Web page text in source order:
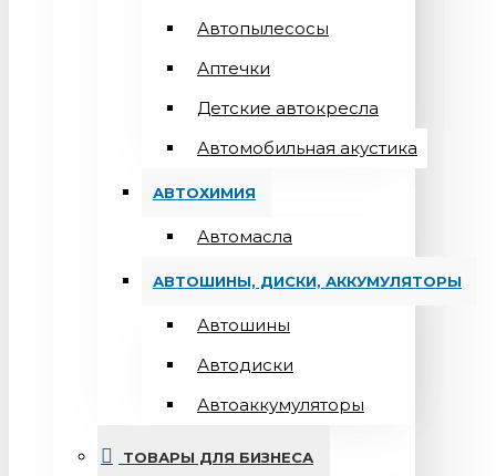
Автопылесосы
Аптечки
Детские автокресла
Автомобильная акустика
АВТОХИМИЯ
Автомасла
АВТОШИНЫ, ДИСКИ, АККУМУЛЯТОРЫ
Автошины
Автодиски
Автоаккумуляторы
ТОВАРЫ ДЛЯ БИЗНЕСА